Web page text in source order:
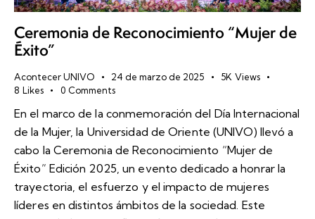
Ceremonia de Reconocimiento “Mujer de
Éxito”
Acontecer UNIVO 24 de marzo de 2025 5K Views
8 Likes 0 Comments
En el marco de la conmemoración del Día Internacional
de la Mujer, la Universidad de Oriente (UNIVO) llevó a
cabo la Ceremonia de Reconocimiento “Mujer de
Éxito” Edición 2025, un evento dedicado a honrar la
trayectoria, el esfuerzo y el impacto de mujeres
líderes en distintos ámbitos de la sociedad. Este